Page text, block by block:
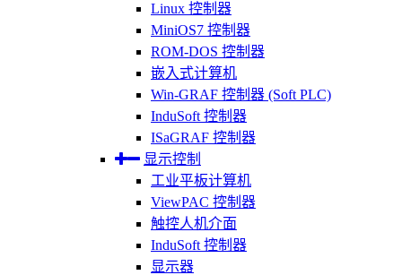
Linux 控制器
MiniOS7 控制器
ROM-DOS 控制器
嵌入式计算机
Win-GRAF 控制器 (Soft PLC)
InduSoft 控制器
ISaGRAF 控制器
显示控制
工业平板计算机
ViewPAC 控制器
触控人机介面
InduSoft 控制器
显示器